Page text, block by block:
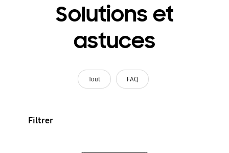
Solutions et
astuces
Tout FAQ
Filtrer